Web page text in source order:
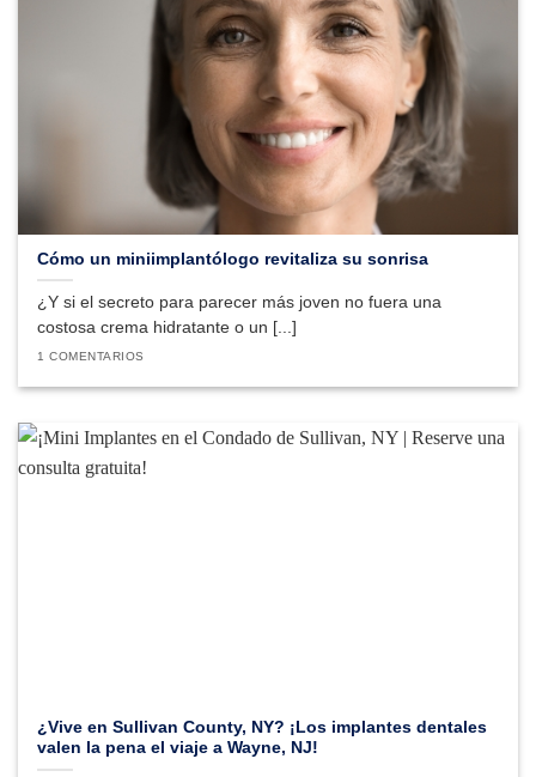
Cómo un miniimplantólogo revitaliza su sonrisa
¿Y si el secreto para parecer más joven no fuera una
costosa crema hidratante o un [...]
1 COMENTARIOS
¿Vive en Sullivan County, NY? ¡Los implantes dentales
valen la pena el viaje a Wayne, NJ!